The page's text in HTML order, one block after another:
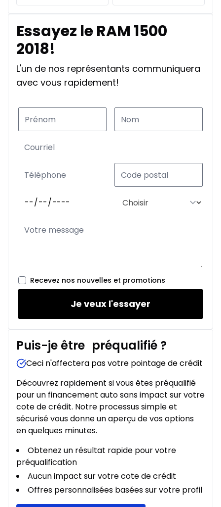
Essayez le RAM 1500
2018!
L'un de nos représentants communiquera
avec vous rapidement!
Recevez nos nouvelles et promotions
Je veux l'essayer
Puis-je être préqualifié ?
Ceci n'affectera pas votre pointage de crédit
Découvrez rapidement si vous êtes préqualifié
pour un financement auto sans impact sur votre
cote de crédit. Notre processus simple et
sécurisé vous donne un aperçu de vos options
en quelques minutes.
Obtenez un résultat rapide pour votre
préqualification
Aucun impact sur votre cote de crédit
Offres personnalisées basées sur votre profil